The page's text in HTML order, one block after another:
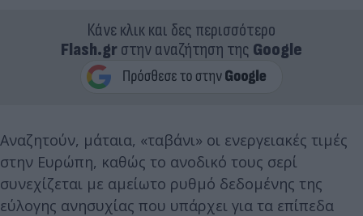
Κάνε κλικ και δες περισσότερο
Flash.grστην αναζήτηση της Google
Αναζητούν, μάταια, «ταβάνι» οι ενεργειακές τιμές
στην Ευρώπη, καθώς το ανοδικό τους σερί
συνεχίζεται με αμείωτο ρυθμό δεδομένης της
εύλογης ανησυχίας που υπάρχει για τα επίπεδα